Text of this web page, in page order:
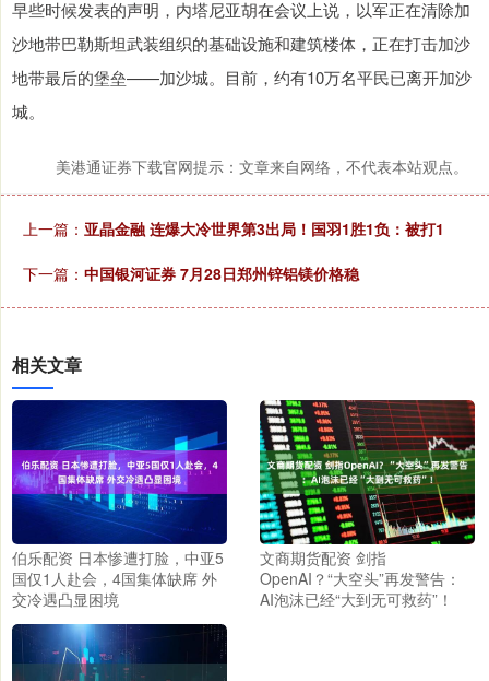
早些时候发表的声明，内塔尼亚胡在会议上说，以军正在清除加
沙地带巴勒斯坦武装组织的基础设施和建筑楼体，正在打击加沙
地带最后的堡垒——加沙城。目前，约有10万名平民已离开加沙
城。
美港通证券下载官网提示：文章来自网络，不代表本站观点。
上一篇： 亚晶金融 连爆大冷世界第3出局！国羽1胜1负：被打1
下一篇： 中国银河证券 7月28日郑州锌铝镁价格稳
相关文章
伯乐配资 日本惨遭打脸，中亚5
国仅1人赴会，4国集体缺席 外
交冷遇凸显困境
文商期货配资 剑指
OpenAI？“大空头”再发警告：
AI泡沫已经“大到无可救药”！